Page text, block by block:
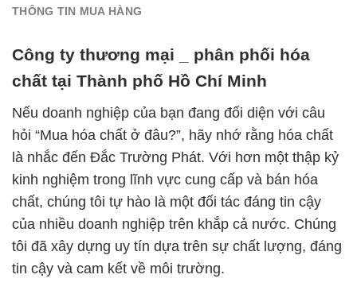
THÔNG TIN MUA HÀNG
Công ty thương mại _ phân phối hóa
chất tại Thành phố Hồ Chí Minh
Nếu doanh nghiệp của bạn đang đối diện với câu
hỏi “Mua hóa chất ở đâu?”, hãy nhớ rằng hóa chất
là nhắc đến Đắc Trường Phát. Với hơn một thập kỷ
kinh nghiệm trong lĩnh vực cung cấp và bán hóa
chất, chúng tôi tự hào là một đối tác đáng tin cậy
của nhiều doanh nghiệp trên khắp cả nước. Chúng
tôi đã xây dựng uy tín dựa trên sự chất lượng, đáng
tin cậy và cam kết về môi trường.